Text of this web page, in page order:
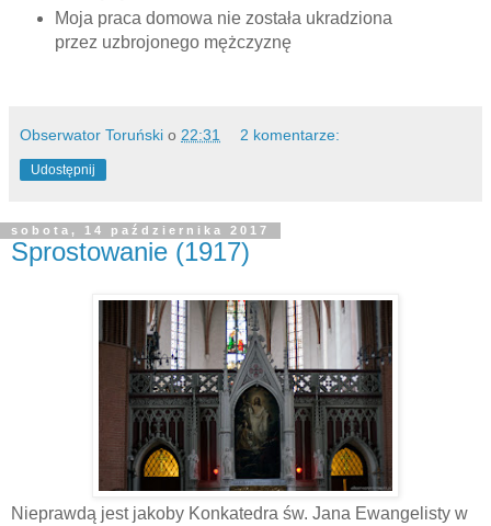
Moja praca domowa nie została ukradziona
przez uzbrojonego mężczyznę
Obserwator Toruński o 22:31 2 komentarze:
Udostępnij
sobota, 14 października 2017
Sprostowanie (1917)
Nieprawdą jest jakoby Konkatedra św. Jana Ewangelisty w